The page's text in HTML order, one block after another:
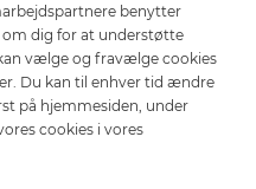
spille i at understøtte
til arbejdskraft?
og prioriteringer, der
arbejdsstyrke.
benytter
dig for at understøtte
vælge og fravælge cookies
Du kan til enhver tid ændre
på hjemmesiden, under
cookies i vores